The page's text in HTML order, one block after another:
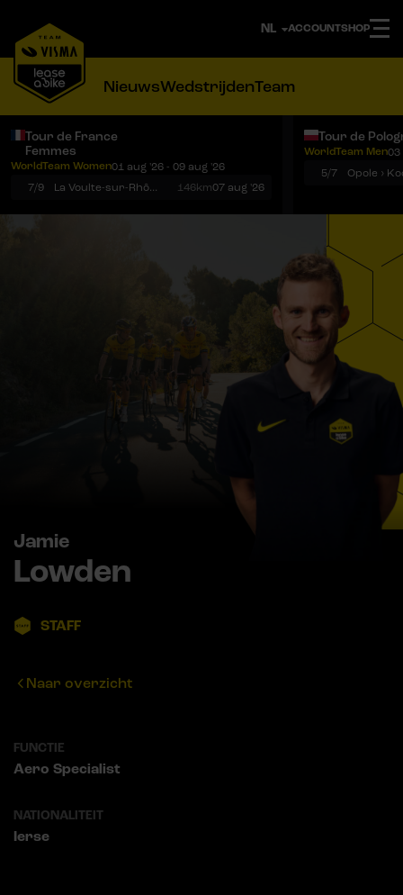
ACCOUNTSHOP
NieuwsWedstrijdenTeam
Tour de France
Femmes
WorldTeam Women01 aug '26 - 09 aug '26
7/9
La Voulte-sur-Rhône › Mont Ventoux 146km07 aug '26
Tour de
WorldTeam Men03
5/7
Jamie
Lowden
STAFF
Naar overzicht
FUNCTIE
Aero Specialist
NATIONALITEIT
Ierse